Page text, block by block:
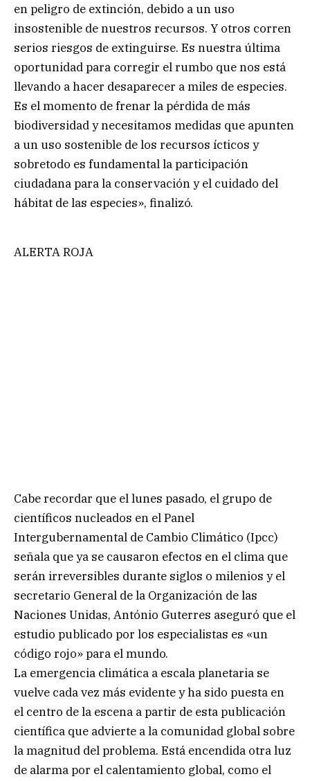
en peligro de extinción, debido a un uso
insostenible de nuestros recursos. Y otros corren
serios riesgos de extinguirse. Es nuestra última
oportunidad para corregir el rumbo que nos está
llevando a hacer desaparecer a miles de especies.
Es el momento de frenar la pérdida de más
biodiversidad y necesitamos medidas que apunten
a un uso sostenible de los recursos ícticos y
sobretodo es fundamental la participación
ciudadana para la conservación y el cuidado del
hábitat de las especies», finalizó.
ALERTA ROJA
Cabe recordar que el lunes pasado, el grupo de
científicos nucleados en el Panel
Intergubernamental de Cambio Climático (Ipcc)
señala que ya se causaron efectos en el clima que
serán irreversibles durante siglos o milenios y el
secretario General de la Organización de las
Naciones Unidas, António Guterres aseguró que el
estudio publicado por los especialistas es «un
código rojo» para el mundo.
La emergencia climática a escala planetaria se
vuelve cada vez más evidente y ha sido puesta en
el centro de la escena a partir de esta publicación
científica que advierte a la comunidad global sobre
la magnitud del problema. Está encendida otra luz
de alarma por el calentamiento global, como el